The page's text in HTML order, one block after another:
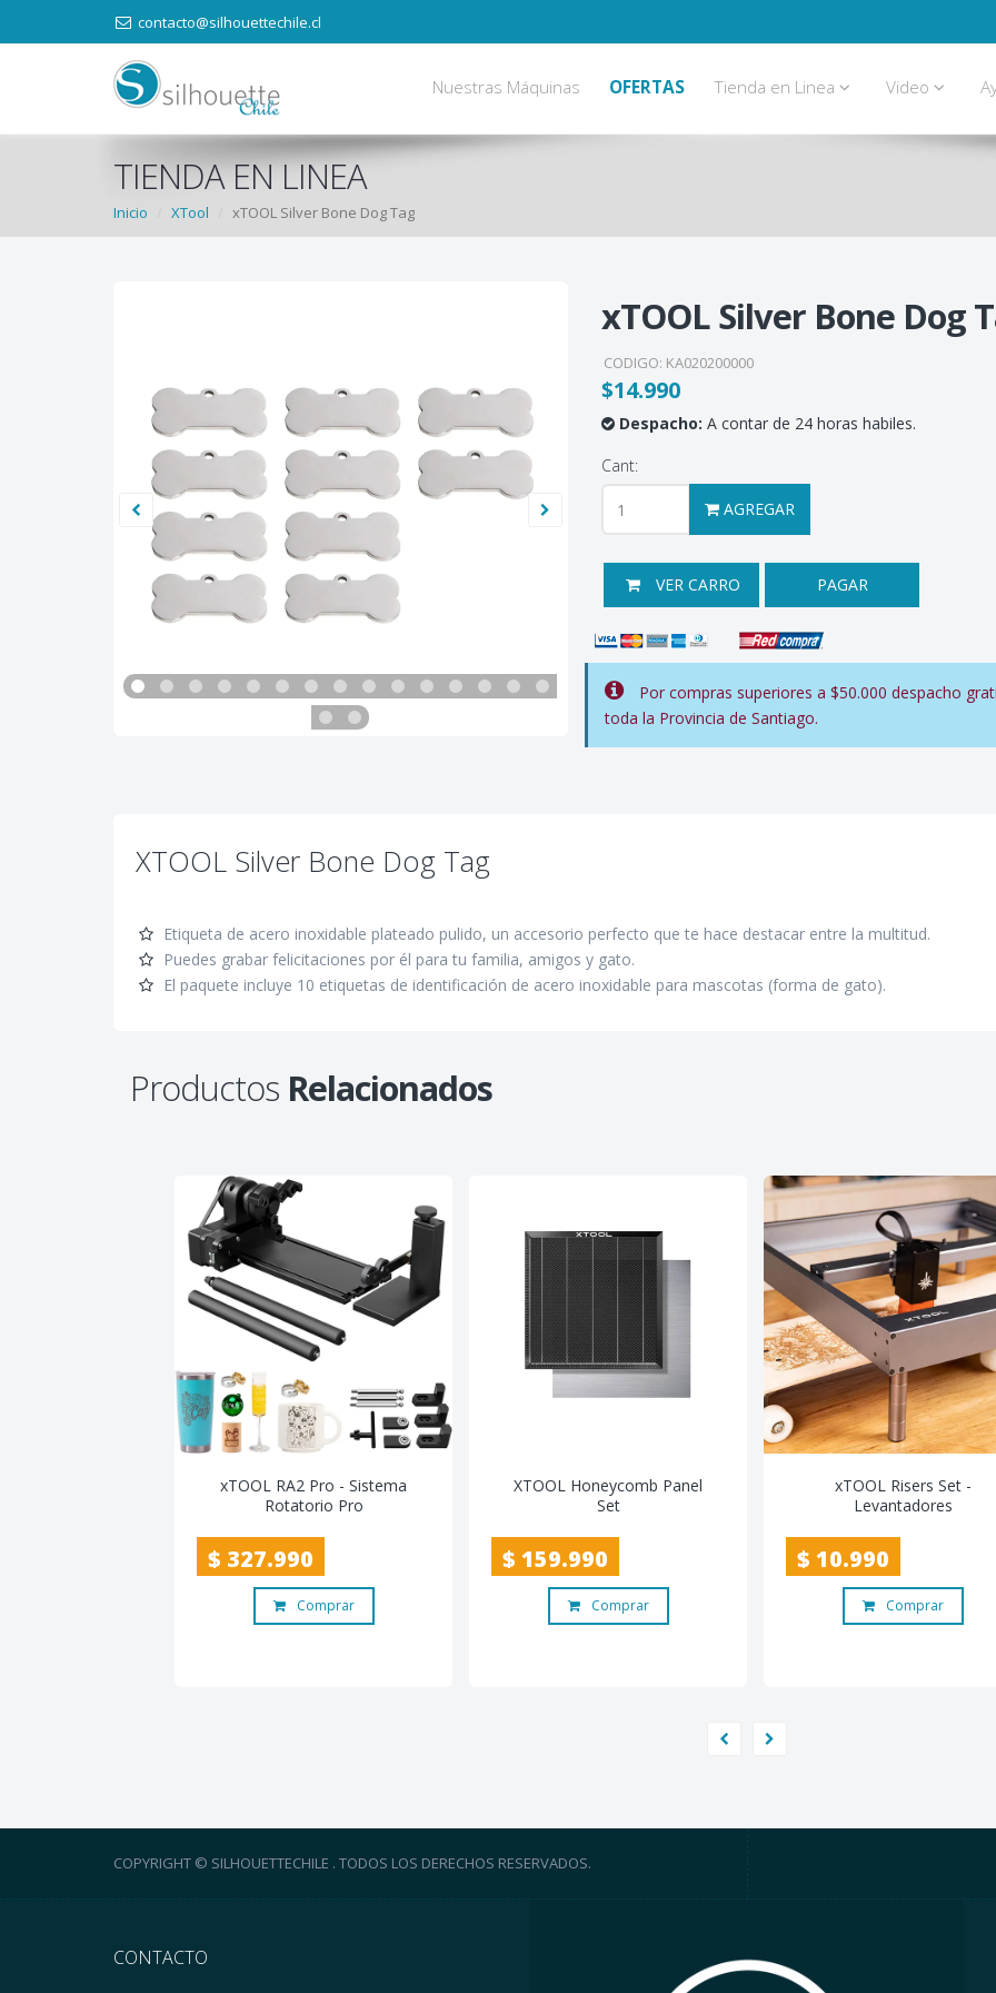
contacto@silhouettechile.cl
Nuestras Máquinas OFERTAS Tienda en Linea Video
TIENDA EN LINEA
Inicio XTool xTOOL Silver Bone Dog Tag
xTOOL Silver Bone Dog
CODIGO: KA020200000
$14.990
Despacho: A contar de 24 horas habiles.
Cant:
AGREGAR
VER CARRO PAGAR
Por compras superiores a $50.000 despacho
toda la Provincia de Santiago.
XTOOL Silver Bone Dog Tag
Etiqueta de acero inoxidable plateado pulido, un accesorio perfecto que te hace destacar entre la multitud.
Puedes grabar felicitaciones por él para tu familia, amigos y gato.
El paquete incluye 10 etiquetas de identificación de acero inoxidable para mascotas (forma de gato).
Productos Relacionados
xTOOL RA2 Pro - Sistema
Rotatorio Pro
$ 327.990
Comprar
XTOOL Honeycomb Panel
Set
$ 159.990
Comprar
xTOOL Risers Set -
Levantadores
$ 10.990
Comprar
COPYRIGHT © SILHOUETTECHILE . TODOS LOS DERECHOS RESERVADOS.
CONTACTO